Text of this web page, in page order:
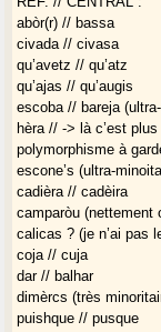
abòr(r) // bassa
civada // civasa
qu’avetz // qu’atz
qu’ajas // qu’augis
escoba // bareja
hèra // -> là c’est plus
polymorphisme à
escone’s (ultra-
cadièra // cadèira
camparòu (nettement
calicas ? (je n’ai pas
coja // cuja
dar // balhar
dimèrcs (très
puishque // pusque